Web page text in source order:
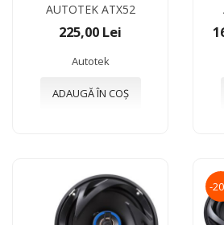
AUTOTEK ATX52
225,00 Lei
Autotek
ADAUGĂ ÎN COȘ
-